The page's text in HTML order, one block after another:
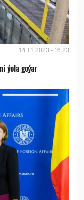
14.11.2023 - 16:23
ýola goýar